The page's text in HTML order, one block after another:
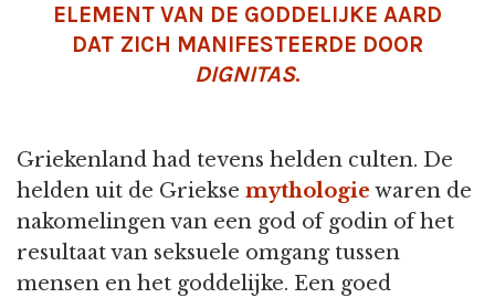
ELEMENT VAN DE GODDELIJKE AARD
DAT ZICH MANIFESTEERDE DOOR
DIGNITAS.
Griekenland had tevens helden culten. De
helden uit de Griekse mythologie waren de
nakomelingen van een god of godin of het
resultaat van seksuele omgang tussen
mensen en het goddelijke. Een goed